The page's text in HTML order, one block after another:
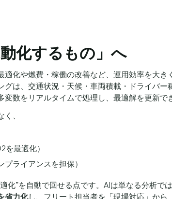
化するもの」へ
適化や燃費・稼働の改善など、運用効率を大き
グは、交通状況・天候・車両積載・ドライバー
数をリアルタイムで処理し、最適解を更新で
、
を最適化）
プライアンスを担保）
化”を自動で回せる点です。AIは単なる分析では
省力化し、フリート担当者を「現場対応」から